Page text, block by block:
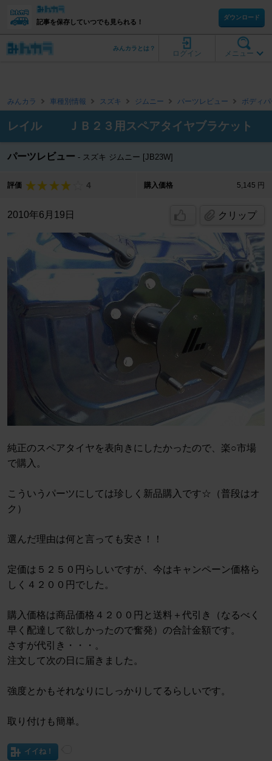
記事を保存していつでも見られる！
ダウンロード
メニュー
ログイン
みんカラとは？
みんカラ 車種別情報 スズキ ジムニー パーツレビュー ボディ
レイル ＪＢ２３用スペアタイヤブラケット
パーツレビュー スズキ ジムニー [JB23W]
評価 4 購入価格 5,145 円
2010年6月19日 クリップ
純正のスペアタイヤを表向きにしたかったので、楽○市場
で購入。
こういうパーツにしては珍しく新品購入です☆（普段はオ
ク）
選んだ理由は何と言っても安さ！！
定価は５２５０円らしいですが、今はキャンペーン価格ら
しく４２００円でした。
購入価格は商品価格４２００円と送料＋代引き（なるべく
早く配達して欲しかったので奮発）の合計金額です。
さすが代引き・・・。
注文して次の日に届きました。
強度とかもそれなりにしっかりしてるらしいです。
取り付けも簡単。
イイね！